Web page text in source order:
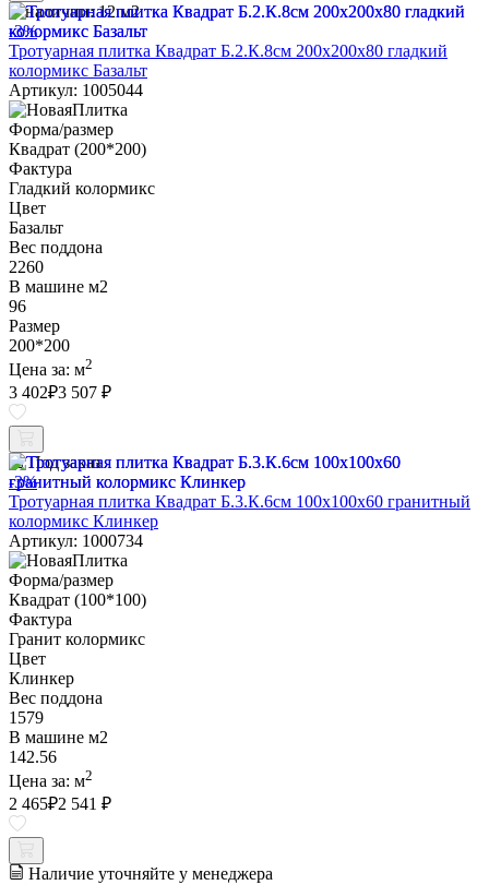
В наличии: 12 м2
-3%
Тротуарная плитка Квадрат Б.2.К.8см 200х200х80 гладкий
колормикс Базальт
Артикул: 1005044
Форма/размер
Квадрат (200*200)
Фактура
Гладкий колормикс
Цвет
Базальт
Вес поддона
2260
В машине м2
96
Размер
200*200
Цена за: м2
3 402₽3 507 ₽
Под заказ
-3%
Тротуарная плитка Квадрат Б.3.К.6см 100х100х60 гранитный
колормикс Клинкер
Артикул: 1000734
Форма/размер
Квадрат (100*100)
Фактура
Гранит колормикс
Цвет
Клинкер
Вес поддона
1579
В машине м2
142.56
Цена за: м2
2 465₽2 541 ₽
Наличие уточняйте у менеджера